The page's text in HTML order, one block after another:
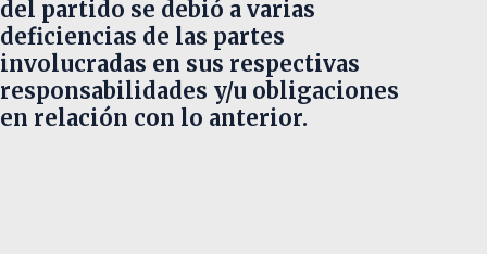
del partido se debió a varias
deficiencias de las partes
involucradas en sus respectivas
responsabilidades y/u obligaciones
en relación con lo anterior.